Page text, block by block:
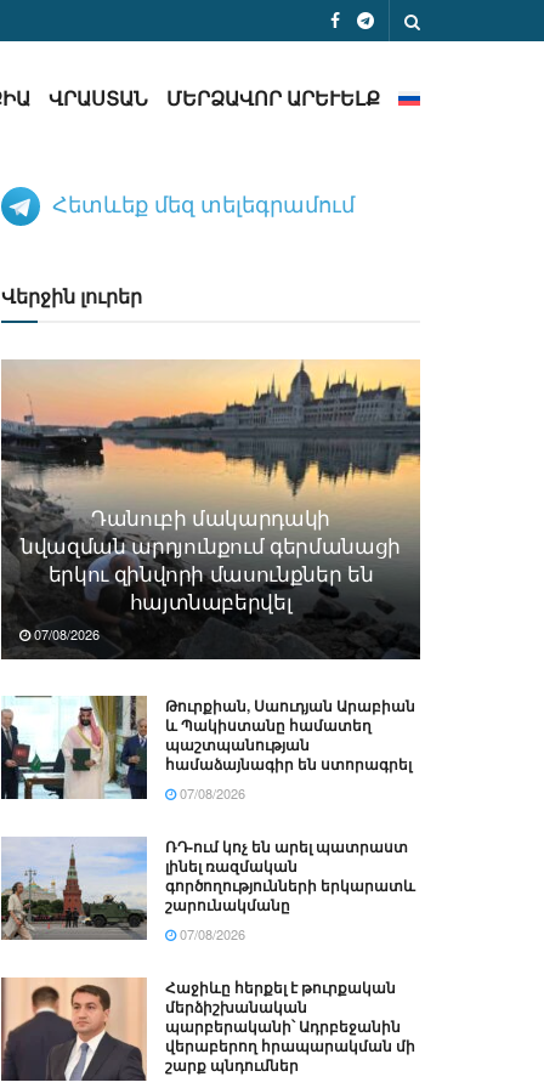
ՎՐԱՍՏԱՆ ՄԵՐՁԱՎՈՐ ԱՐԵՒԵԼՔ
Հետևեք մեզ տելեգրամում
Վերջին լուրեր
Դանուբի մակարդակի
նվազման արդյունքում գերմանացի
երկու զինվորի մասունքներ են
հայտնաբերվել
07/08/2026
Թուրքիան, Սաուդյան Արաբիան
և Պակիստանը համատեղ
պաշտպանության
համաձայնագիր են ստորագրել
07/08/2026
ՌԴ-ում կոչ են արել պատրաստ
լինել ռազմական
գործողությունների երկարատև
շարունակմանը
07/08/2026
Հաջիևը հերքել է թուրքական
մերձիշխանական
պարբերականի՝ Ադրբեջանին
վերաբերող հրապարակման մի
շարք պնդումներ